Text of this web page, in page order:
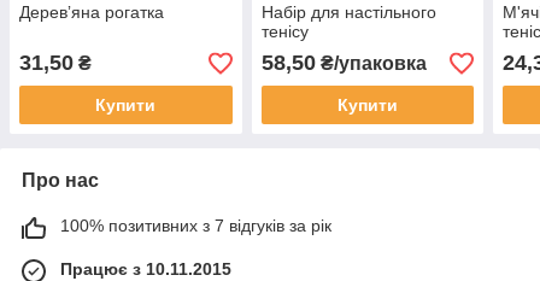
Деревʼяна рогатка
31,50 ₴
Купити
Набір для настільного
тенісу
58,50₴/упаковка
Купити
Про нас
100% позитивних з 7 відгуків за рік
Працює з 10.11.2015